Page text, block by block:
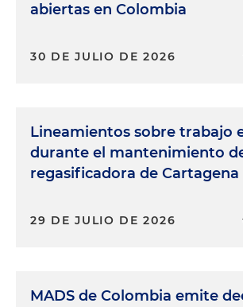
abiertas en Colombia
30 DE JULIO DE 2026
Lineamientos sobre trabajo
durante el mantenimiento
regasificadora de Cartagena
29 DE JULIO DE 2026
MADS de Colombia emite